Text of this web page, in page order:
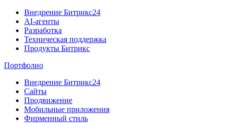
Внедрение Битрикс24
AI-агенты
Разработка
Техническая поддержка
Продукты Битрикс
Портфолио
Внедрение Битрикс24
Сайты
Продвижение
Мобильные приложения
Фирменный стиль